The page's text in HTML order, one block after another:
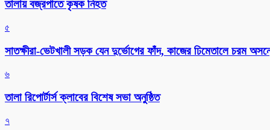
তালায় বজ্রপাতে কৃষক নিহত
৫
সাতক্ষীরা-ভেটখালী সড়ক যেন দুর্ভোগের ফাঁদ, কাজের ঢিমেতালে চরম
৬
‎তালা রিপোর্টার্স ক্লাবের বিশেষ সভা অনুষ্ঠিত
৭